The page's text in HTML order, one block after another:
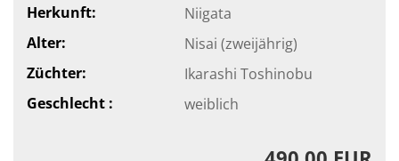
Herkunft:
Niigata
Alter:
Nisai (zweijährig)
Züchter:
Ikarashi Toshinobu
Geschlecht :
weiblich